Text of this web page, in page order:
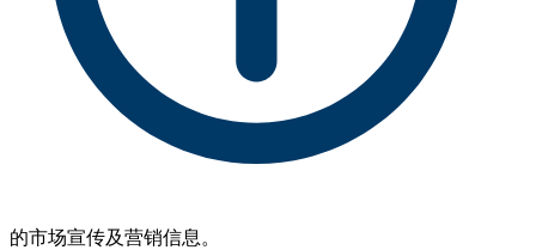
的市场宣传及营销信息。